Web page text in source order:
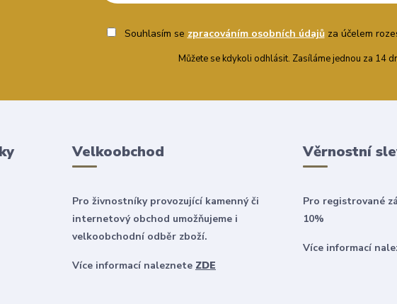
Souhlasím se zpracováním osobních údajůza účelem
Můžete se kdykoli odhlásit. Zasíláme jednou za 14
Velkoobchod
Pro živnostníky provozující kamenný či
internetový obchod umožňujeme i
velkoobchodní odběr zboží.
Více informací naleznete ZDE
Věrnostní
Pro registrované
10%
Více informací